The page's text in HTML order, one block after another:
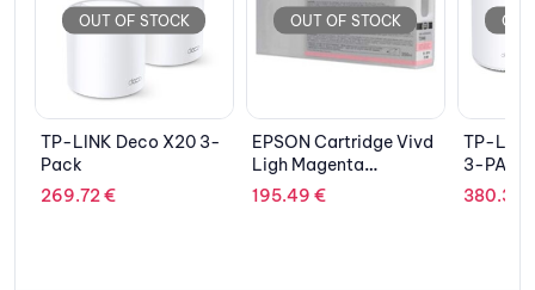
OUT OF STOCK
TP-LINK Deco X20 3-
Pack
269.72€
OUT OF STOCK
EPSON Cartridge Vivd
Ligh Magenta
C13T596600
195.49 €
OUT
TP-
3-PACK
380.31